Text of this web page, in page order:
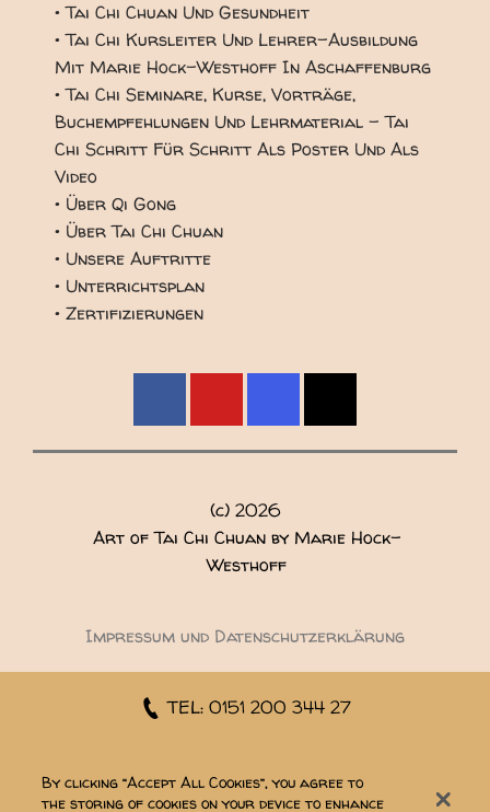
• Tai Chi Chuan Und Gesundheit
• Tai Chi Kursleiter Und Lehrer-Ausbildung
Mit Marie Hock-Westhoff In Aschaffenburg
• Tai Chi Seminare, Kurse, Vorträge,
Buchempfehlungen Und Lehrmaterial - Tai
Chi Schritt Für Schritt Als Poster Und Als
Video
• Über Qi Gong
• Über Tai Chi Chuan
• Unsere Auftritte
• Unterrichtsplan
• Zertifizierungen
(c) 2026
Art of Tai Chi Chuan by Marie Hock-
Westhoff
Impressum und Datenschutzerklärung
TEL: 0151 200 344 27
EMAIL
By clicking “Accept All Cookies”, you agree to
the storing of cookies on your device to enhance